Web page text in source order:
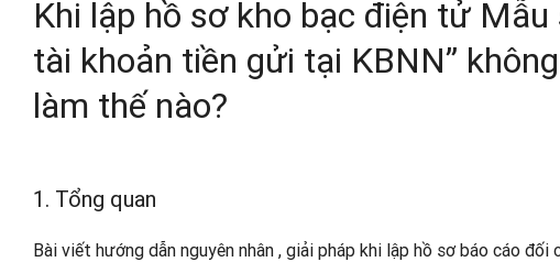
Khi lập hồ sơ kho bạc điện tử
tài khoản tiền gửi tại KBNN”
làm thế nào?
1. Tổng quan
Bài viết hướng dẫn nguyên nhân , giải pháp khi lập hồ sơ báo cáo